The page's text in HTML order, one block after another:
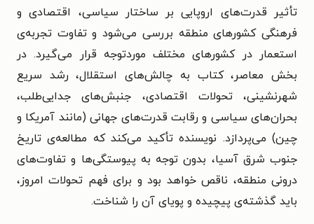
تأثیر قدرت‌های اروپایی بر ساختار سیاسی، اقتصادی و
فرهنگی کشورهای منطقه بررسی می‌شود و تفاوت تجربه‌ی
استعمار در کشورهای مختلف موردتوجه قرار می‌گیرد. در
بخش معاصر، کتاب به چالش‌های استقلال، رشد سریع
شهرنشینی، تحولات اقتصادی، جنبش‌های جدایی‌طلب،
بحران‌های سیاسی و رقابت قدرت‌های جهانی (مانند آمریکا و
چین) می‌پردازد. نویسنده تأکید می‌کند که مطالعه‌ی تاریخ
جنوب شرق آسیا، بدون توجه به پیوستگی‌ها و تفاوت‌های
درونی منطقه، ناقص خواهد بود و برای فهم تحولات امروز،
باید گذشته‌ی پیچیده و پویای آن را شناخت.